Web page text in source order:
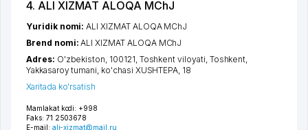
4. ALI XIZMAT ALOQA MChJ
Mamlakat kodi: +998
Faks: 71 2503678
E-mail: ali-xizmat@mail.ru
Yuridik nomi:ALI XIZMAT ALOQA MChJ
Brend nomi:ALI XIZMAT ALOQA MChJ
Adres: O'zbekiston, 100121, Toshkent viloyati Toshkent
Yakkasaroy tumani ko'chasi XUSHTEPA , 18
Xaritada ko'rsatish